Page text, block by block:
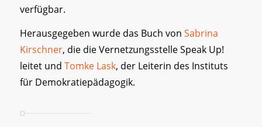
verfügbar.
Herausgegeben wurde das Buch von Sabrina
Kirschner, die die Vernetzungsstelle Speak Up!
leitet und Tomke Lask, der Leiterin des Instituts
für Demokratiepädagogik.